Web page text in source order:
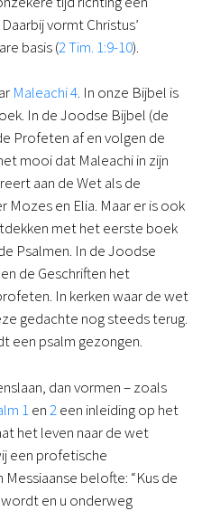
vormt Christus’
basis (2 Tim. 1:9-10).
Maleachi 4. In onze Bijbel is
In de Joodse Bijbel (de
Profeten af en volgen de
mooi dat Maleachi in zijn
aan de Wet als de
Mozes en Elia. Maar er is ook
met het eerste boek
Psalmen. In de Joodse
de Geschriften het
In kerken waar de wet
gedachte nog steeds terug.
een psalm gezongen.
dan vormen – zoals
1en2een inleiding op het
het leven naar de wet
een profetische
belofte: “Kus de
en u onderweg